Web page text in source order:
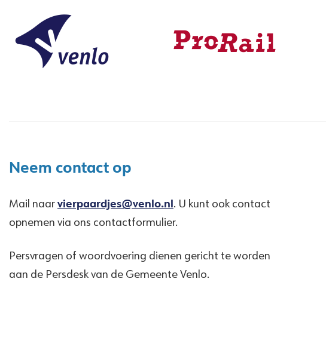
Neem contact op
Mail naarvierpaardjes@venlo.nl. U kunt ook contact
opnemen via ons contactformulier.
Persvragen of woordvoering dienen gericht te worden
aan de Persdesk van de Gemeente Venlo.